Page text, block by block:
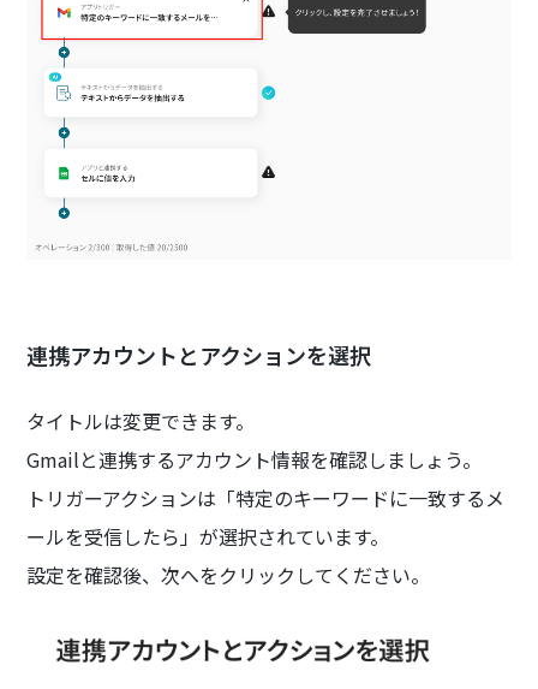
連携アカウントとアクションを選択
タイトルは変更できます。
Gmailと連携するアカウント情報を確認しましょう。
トリガーアクションは「特定のキーワードに一致するメ
ールを受信したら」が選択されています。
設定を確認後、次へをクリックしてください。